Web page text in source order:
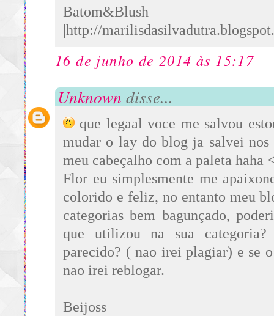
Batom&Blush
|http://
16 de junho de 2014 às 15:17
Unknown disse...
que legaal voce me salvou
mudar o lay do blog ja salvei nos
meu cabeçalho com a paleta haha
Flor eu simplesmente me
colorido e feliz, no entanto meu
categorias bem bagunçado,
que utilizou na sua
parecido? ( nao irei plagiar) e se
nao irei reblogar.
Beijoss